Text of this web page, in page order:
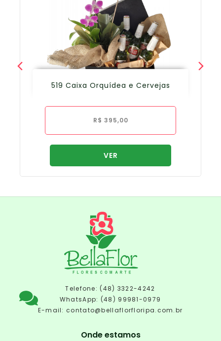
519 Caixa Orquídea e Cervejas
R$ 395,00
VER
Telefone: (48) 3322-4242
WhatsApp: (48) 99981-0979
E-mail:contato@bellaflorfloripa.com.br
Onde estamos